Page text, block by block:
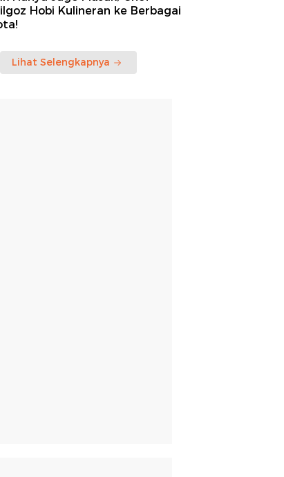
Hobi Kulineran ke Berbagai
Lihat Selengkapnya